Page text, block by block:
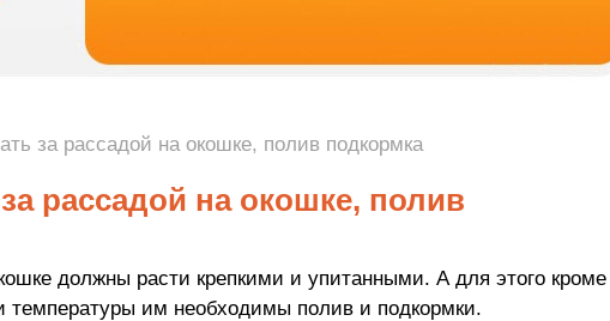
за рассадой на окошке, полив подкормка
рассадой на окошке, полив
должны расти крепкими и упитанными. А для этого кроме
им необходимы полив и подкормки.